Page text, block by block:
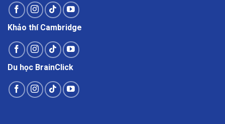
Khảo thí Cambridge
Du học BrainClick